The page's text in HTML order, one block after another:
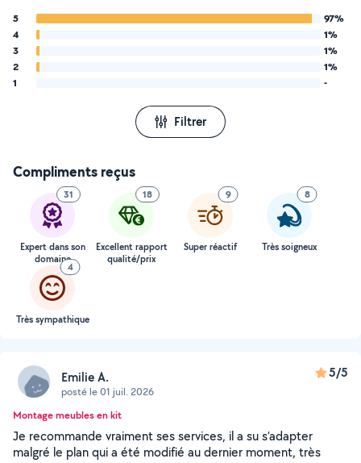
5
97%
4
1%
3
1%
2
1%
1
-
Filtrer
Compliments reçus
31
Expert dans son
domaine
18
Excellent rapport
qualité/prix
9
Super réactif
8
Très soigneux
4
Très sympathique
Emilie A.
posté le 01 juil. 2026
5/5
Montage meubles en kit
Je recommande vraiment ses services, il a su s’adapter
malgré le plan qui a été modifié au dernier moment, très